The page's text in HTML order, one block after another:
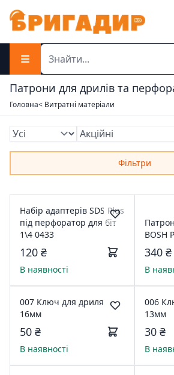
Патрони для дрилів та
Головна< Витратні матеріали
Фільтри
Набір адаптерів SDS Plus
під перфоратор для біт
1\4 0433
120 ₴
В наявності
BOSH
340 ₴
В
007 Ключ для дриля
16мм
50 ₴
В наявності
006
13мм
30 ₴
В